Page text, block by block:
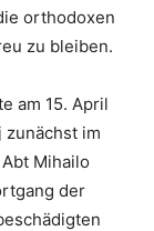
orthodoxen
zu bleiben.
am 15. April
im
Mihailo
der